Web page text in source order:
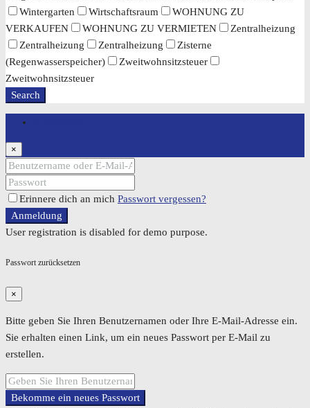
Wintergarten
Wirtschaftsraum
WOHNUNG ZU
VERKAUFEN
WOHNUNG ZU VERMIETEN
Zentralheizung
Zentralheizung
Zentralheizung
Zisterne
(Regenwasserspeicher)
Zweitwohnsitzsteuer
Zweitwohnsitzsteuer
Search
×
Erinnere dich an mich Passwort vergessen?
Anmeldung
User registration is disabled for demo purpose.
Passwort zurücksetzen
×
Bitte geben Sie Ihren Benutzernamen oder Ihre E-Mail-Adresse ein.
Sie erhalten einen Link, um ein neues Passwort per E-Mail zu
erstellen.
Bekomme ein neues Passwort